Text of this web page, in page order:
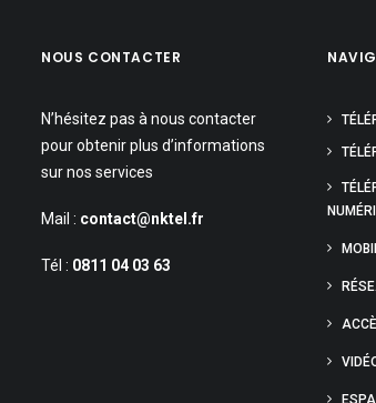
NOUS CONTACTER
N’hésitez pas à nous contacter
pour obtenir plus d’informations
sur nos services
Mail : contact@nktel.fr
Tél : 0811 04 03 63